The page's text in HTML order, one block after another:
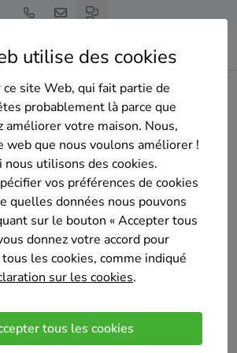
utilise des cookies
site Web, qui fait partie de
probablement là parce que
améliorer votre maison. Nous,
web que nous voulons améliorer !
nous utilisons des cookies.
vos préférences de cookies
quelles données nous pouvons
sur le bouton « Accepter tous
donnez votre accord pour
les cookies, comme indiqué
sur les cookies.
tous les cookies
creux Brabant wallon
Braine-l'Alleud
avis)
à toutes vos demande et